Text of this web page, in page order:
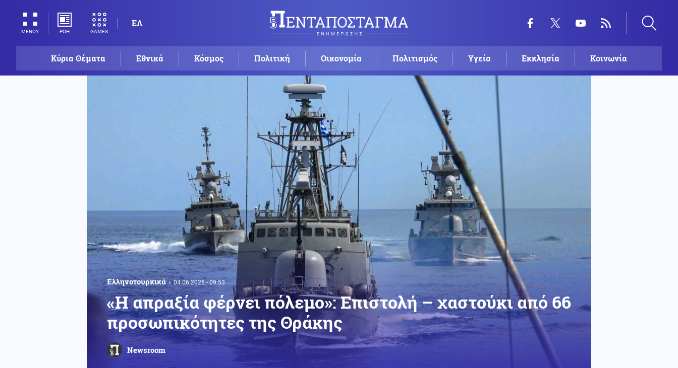
ΜΕΝΟΥ ΡΟΗ GAMES
ΕΛ
Κύρια Θέματα Εθνικά Κόσμος Πολιτική Οικονομία Πολιτισμός Υγεία Εκκλησία Κοινωνία
Ελληνοτουρκικά 04.06.2026 - 09:53
«Η απραξία φέρνει πόλεμο»: Επιστολή – χαστούκι από 66
προσωπικότητες της Θράκης
Newsroom